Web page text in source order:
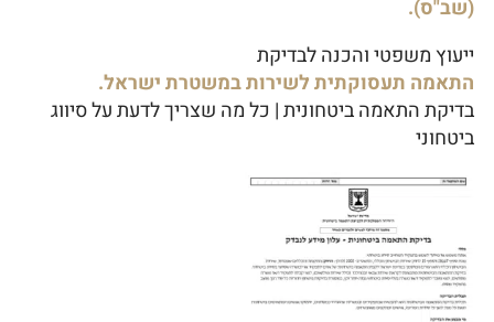
(שב"ס).
ייעוץ משפטי והכנה לבדיקת
התאמה תעסוקתית לשירות במשטרת ישראל.
בדיקת התאמה ביטחונית | כל מה שצריך לדעת על סיווג
ביטחוני